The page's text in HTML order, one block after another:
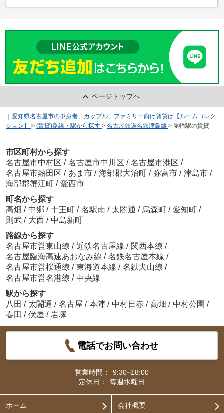
ページトップへ
｜愛知県名古屋市の単身者、カップル、ファミリー向け賃貸は【ルームコレク
ション】
> (賃貸)路線・駅から探す > 名古屋鉄道名鉄津島線 > 勝幡駅の賃貸
市区町村から探す
名古屋市中村区 / 名古屋市中川区 / 名古屋市港区 /
名古屋市熱田区 / あま市 / 海部郡大治町 / 弥富市 / 津島市 /
海部郡蟹江町 / 愛西市
町名から探す
高畑 / 中郷 / 十王町 / 名駅南 / 太閤通 / 烏森町 / 愛知町 /
則武 / 大西 / 中島新町
路線から探す
名古屋市営東山線 / 近鉄名古屋線 / 関西本線 /
名古屋臨海高速あおなみ線 / 名鉄名古屋本線 /
名古屋市営桜通線 / 東海道本線 / 名鉄犬山線 /
名古屋市営名港線 / 中央線
駅から探す
八田 / 太閤通 / 名古屋 / 本陣 / 中村日赤 / 高畑 / 中村公園 /
春田 / 伏屋 / 岩塚
電話でお問い合わせ
営業時間：
9:30~18:00
定休日：
毎週水曜日
ホーム 会社概要